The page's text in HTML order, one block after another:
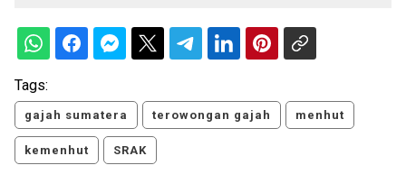
Tags:
gajah sumatera terowongan gajah menhut
kemenhut SRAK